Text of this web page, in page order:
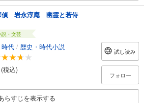
偵 岩永淳庵 幽霊と若侍
説・文芸
代 / 歴史・時代小説
税込)
試し読み
フォロー
らすじを表示する